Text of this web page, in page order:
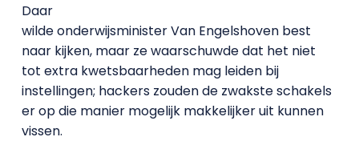
Daar
wilde onderwijsminister Van Engelshoven best
naar kijken, maar ze waarschuwde dat het niet
tot extra kwetsbaarheden mag leiden bij
instellingen; hackers zouden de zwakste schakels
er op die manier mogelijk makkelijker uit kunnen
vissen.